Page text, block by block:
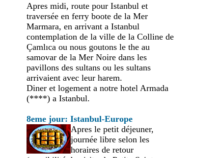
Apres midi, route pour Istanbul et
traversée en ferry boote de la Mer
Marmara, en arrivant a Istanbul
contemplation de la ville de la Colline de
Çamlıca ou nous goutons le the au
samovar de la Mer Noire dans les
pavillons des sultans ou les sultans
arrivaient avec leur harem.
Diner et logement a notre hotel Armada
(****) a Istanbul.
8eme jour: Istanbul-Europe
Apres le petit déjeuner,
journée libre selon les
horaires de retour